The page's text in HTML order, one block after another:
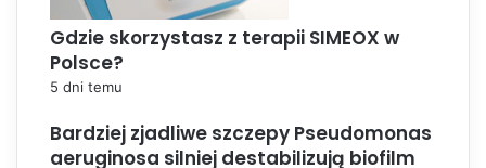
Gdzie skorzystasz z terapii SIMEOX w
Polsce?
5 dni temu
Bardziej zjadliwe szczepy Pseudomonas
aeruginosa silniej destabilizują biofilm